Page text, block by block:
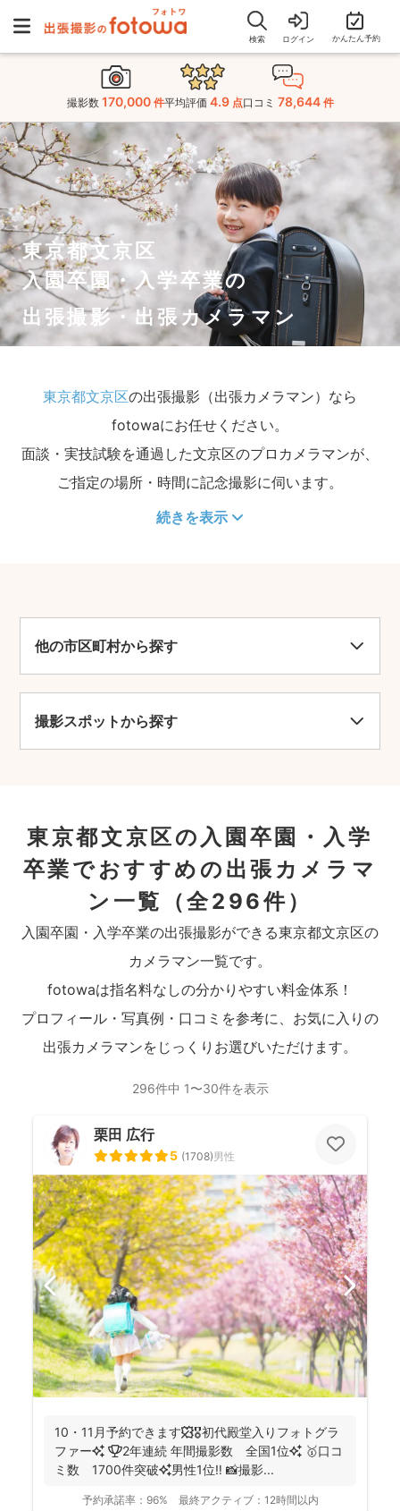
検索 ログイン かんたん予約
撮影数 170,000 件平均評価 4.9 点口コミ 78,644 件
東京都文京区
入園卒園・入学卒業の
出張撮影・出張カメラマン
東京都文京区の出張撮影（出張カメラマン）なら
fotowaにお任せください。
面談・実技試験を通過した文京区のプロカメラマンが、
ご指定の場所・時間に記念撮影に伺います。
続きを表示
他の市区町村から探す
撮影スポットから探す
東京都文京区の入園卒園・入学
卒業でおすすめの出張カメラマ
ン一覧
（全296件）
入園卒園・入学卒業の出張撮影ができる東京都文京区の
カメラマン一覧です。
fotowaは指名料なしの分かりやすい料金体系！
プロフィール・写真例・口コミを参考に、お気に入りの
出張カメラマンをじっくりお選びいただけます。
296件中 1〜30件を表示
栗田 広行
5 (1708)男性
10・11月予約できます🍁🎖初代殿堂入りフォトグラ
ファー✨ 🏆2年連続 年間撮影数 全国1位✨ 🥇口コ
ミ数 1700件突破✨男性1位‼️ 📸撮影...
予約承諾率： 96% 最終アクティブ： 12時間以内